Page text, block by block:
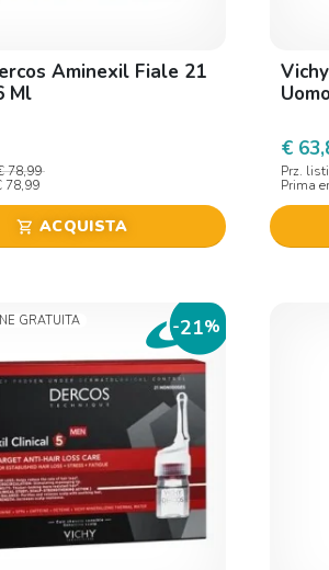
Aminexil Fiale 21
Ml
78,99
78,99
shopping_cart ACQUISTA
€
Prz.
Prima
GRATUITA -21%